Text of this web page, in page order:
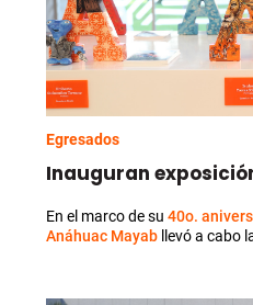
Egresados
Inauguran
En el marco de su40o.
Anáhuac Mayab llevó a cabo